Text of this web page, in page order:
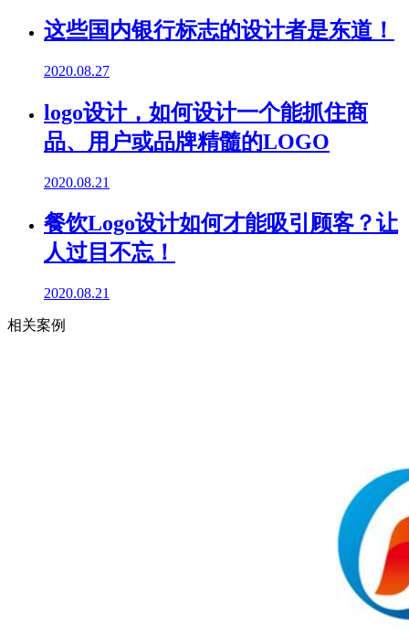
这些国内银行标志的设计者是东道！
2020.08.27
logo设计，如何设计一个能抓住商
品、用户或品牌精髓的LOGO
2020.08.21
餐饮Logo设计如何才能吸引顾客？让
人过目不忘！
2020.08.21
相关案例